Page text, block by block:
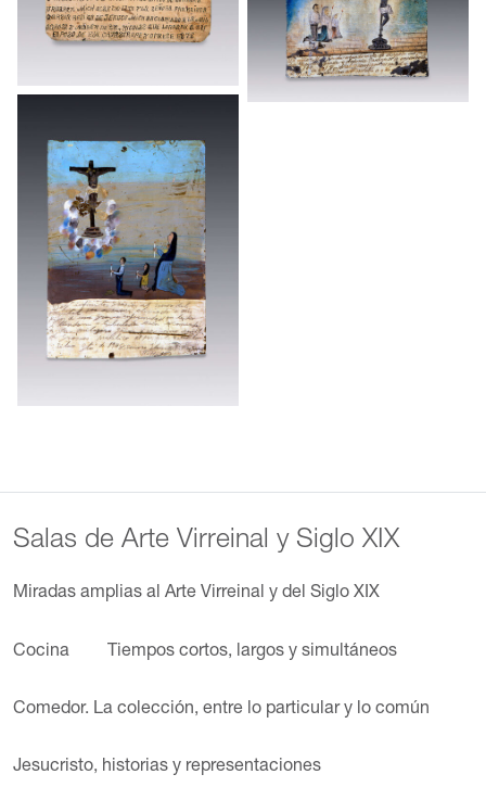
Salas de Arte Virreinal y Siglo XIX
Miradas amplias al Arte Virreinal y del Siglo XIX
Cocina Tiempos cortos, largos y simultáneos
Comedor. La colección, entre lo particular y lo común
Jesucristo, historias y representaciones